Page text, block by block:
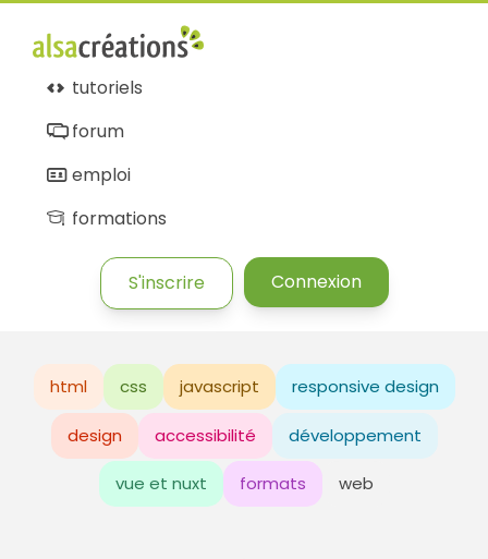
tutoriels
forum
emploi
formations
S'inscrire Connexion
html css javascript responsive design
design accessibilité développement
vue et nuxt formats web